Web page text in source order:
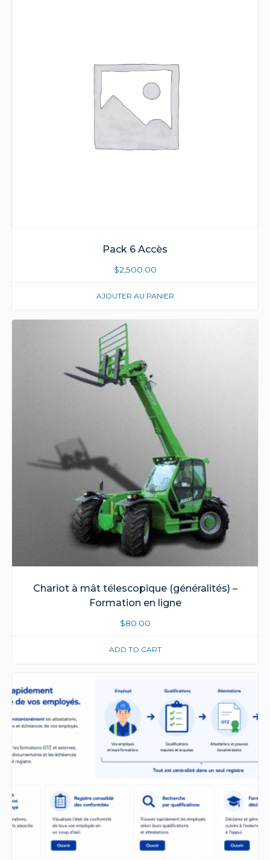
Pack 6 Accès
$2,500.00
AJOUTER AU PANIER
Chariot à mât télescopique (généralités) –
Formation en ligne
$80.00
ADD TO CART